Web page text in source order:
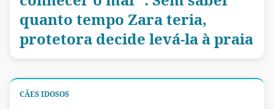
quanto tempo Zara teria,
protetora decide levá-la à praia
CÃES IDOSOS